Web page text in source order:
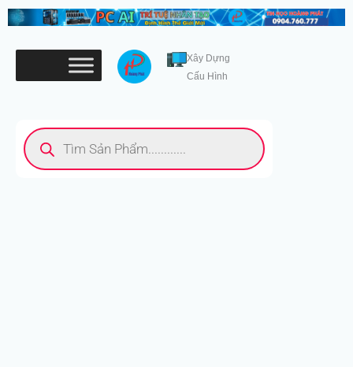
Nhảy
tới
Xây Dựng
Cấu Hình
Tìm
kiếm
sản
phẩm